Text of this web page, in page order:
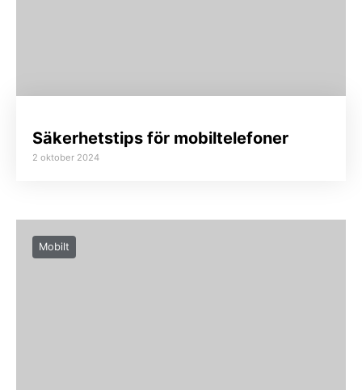
Säkerhetstips för mobiltelefoner
2 oktober 2024
Mobilt